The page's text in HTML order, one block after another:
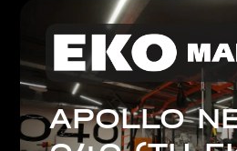
02000APOLLO